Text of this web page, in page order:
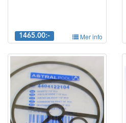
1465.00:- Mer info